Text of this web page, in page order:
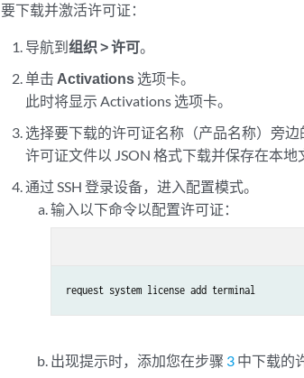
要下载并激活许可证：
导航到组织 > 许可。
单击 Activations 选项卡。
此时将显示 Activations 选项卡。
选择要下载的许可证名称（产品名称）旁
许可证文件以 JSON 格式下载并保存在本地
通过 SSH 登录设备，进入配置模式。
输入以下命令以配置许可证：
request system license add terminal
出现提示时，添加您在步骤 3中下载的